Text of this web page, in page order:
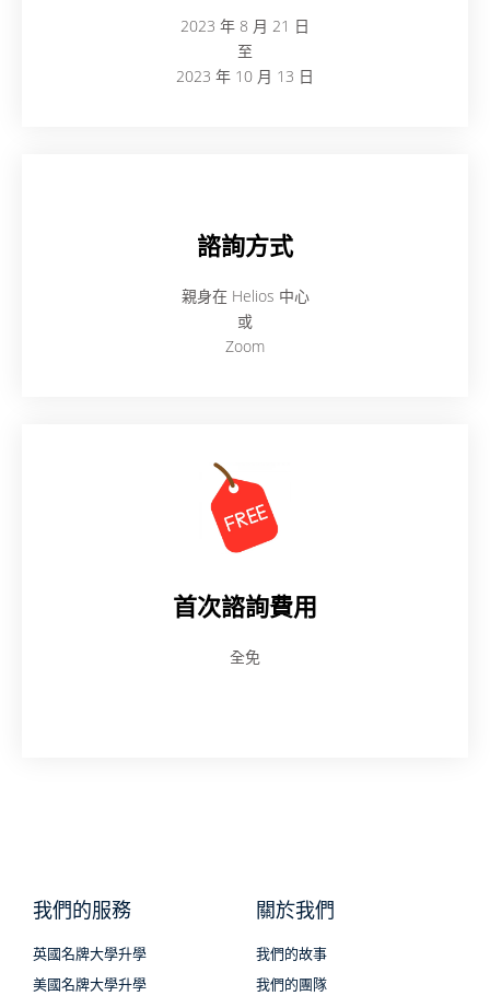
2023 年 8 月 21 日
至
2023 年 10 月 13 日
諮詢方式
親身在 Helios 中心
或
Zoom
首次諮詢費用
全免
我們的服務
英國名牌大學升學
美國名牌大學升學
關於我們
我們的故事
我們的團隊